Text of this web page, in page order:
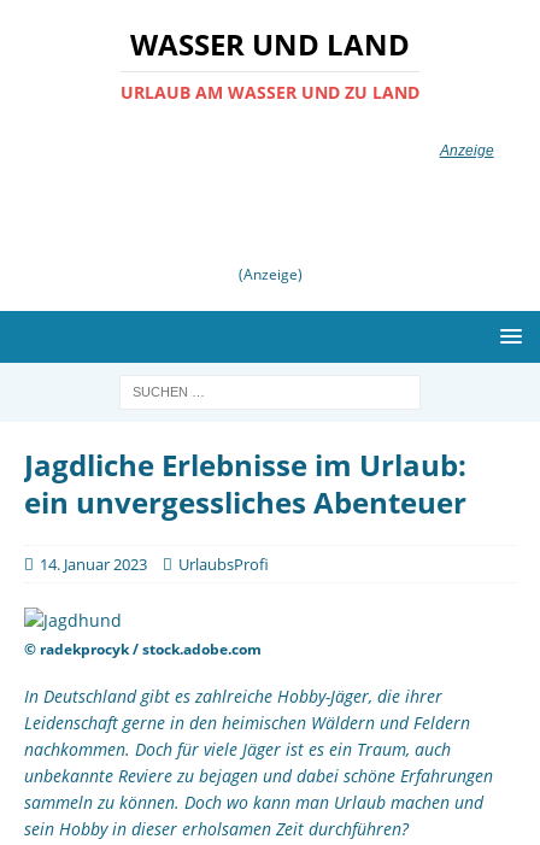
WASSER UND LAND
URLAUB AM WASSER UND ZU LAND
(Anzeige)
Jagdliche Erlebnisse im Urlaub:
ein unvergessliches Abenteuer
14. Januar 2023 UrlaubsProfi
© radekprocyk / stock.adobe.com
In Deutschland gibt es zahlreiche Hobby-Jäger, die ihrer
Leidenschaft gerne in den heimischen Wäldern und Feldern
nachkommen. Doch für viele Jäger ist es ein Traum, auch
unbekannte Reviere zu bejagen und dabei schöne Erfahrungen
sammeln zu können. Doch wo kann man Urlaub machen und
sein Hobby in dieser erholsamen Zeit durchführen?